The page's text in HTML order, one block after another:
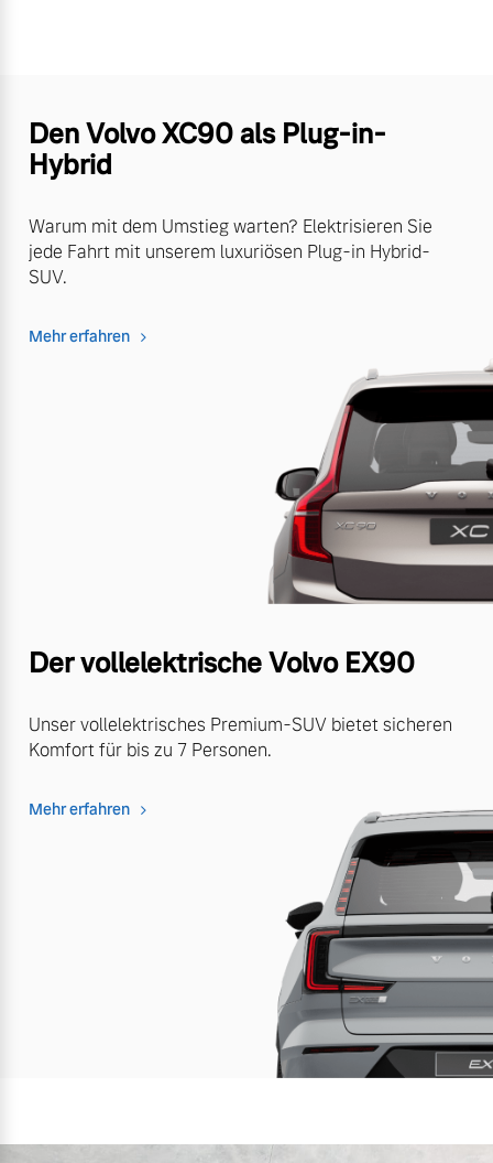
Den Volvo XC90 als Plug-in-
Hybrid
Warum mit dem Umstieg warten? Elektrisieren Sie
jede Fahrt mit unserem luxuriösen Plug-in Hybrid-
SUV.
Mehr erfahren
Der vollelektrische Volvo EX90
Unser vollelektrisches Premium-SUV bietet sicheren
Komfort für bis zu 7 Personen.
Mehr erfahren